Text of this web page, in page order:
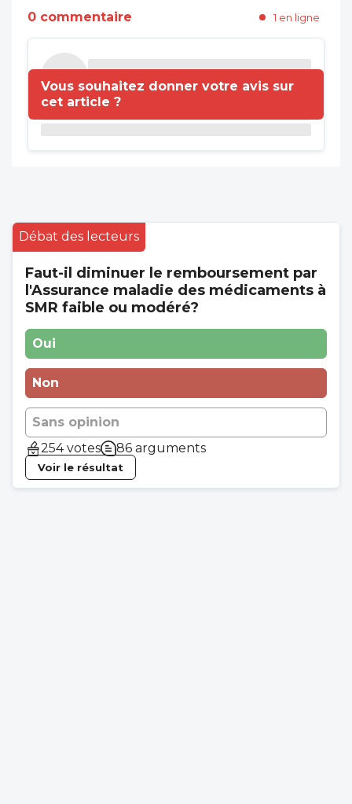
0 commentaire 1 en ligne
Vous souhaitez donner votre avis sur
cet article ?
Débat des lecteurs
Faut-il diminuer le remboursement par
l'Assurance maladie des médicaments à
SMR faible ou modéré?
Oui
Non
Sans opinion
254 votes
86 arguments
Voir le résultat